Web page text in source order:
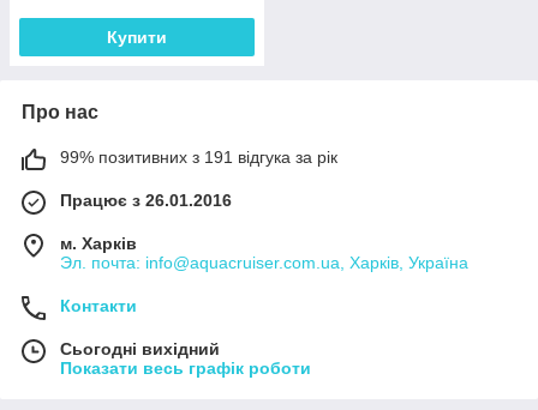
Купити
Про нас
99% позитивних з 191 відгука за рік
Працює з 26.01.2016
м. Харків
Эл. почта: info@aquacruiser.com.ua, Харків, Україна
Контакти
Сьогодні вихідний
Показати весь графік роботи